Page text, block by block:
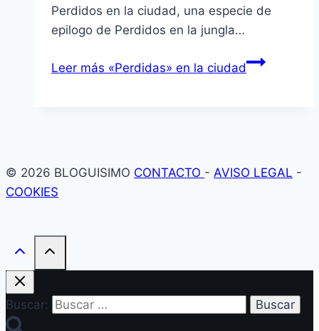
Perdidos en la ciudad, una especie de
epilogo de Perdidos en la jungla…
Leer más «Perdidas» en la ciudad
© 2026 BLOGUISIMO CONTACTO - AVISO LEGAL -
COOKIES
Buscar: